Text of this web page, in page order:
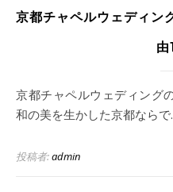
京都チャペルウェディン
由
京都チャペルウェディングの魅力とは 京都ウェディングの
和の美を生かした京都なら
投稿者:admin